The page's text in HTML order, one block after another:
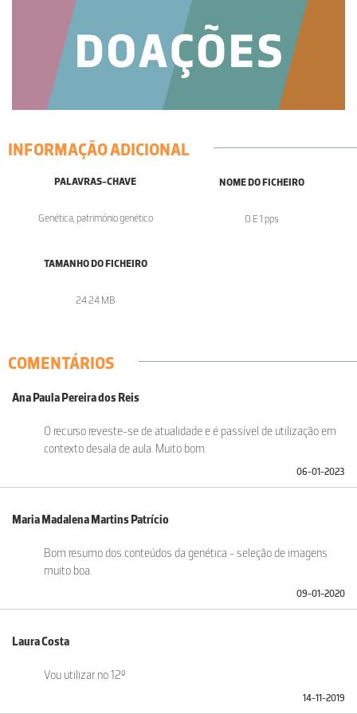
INFORMAÇÃO ADICIONAL
PALAVRAS-CHAVE
Genética, património genético
NOME DO FICHEIRO
O.E 1.pps
TAMANHO DO FICHEIRO
24.24 MB
COMENTÁRIOS
Ana Paula Pereira dos Reis
O recurso reveste-se de atualidade e é passível de utilização em
contexto desala de aula. Muito bom.
06-01-2023
Maria Madalena Martins Patrício
Bom resumo dos conteúdos da genética - seleção de imagens
muito boa.
09-01-2020
Laura Costa
Vou utilizar no 12º
14-11-2019